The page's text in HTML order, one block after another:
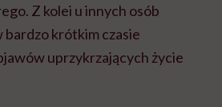
Z kolei u innych osób
bardzo krótkim czasie
uprzykrzających życie